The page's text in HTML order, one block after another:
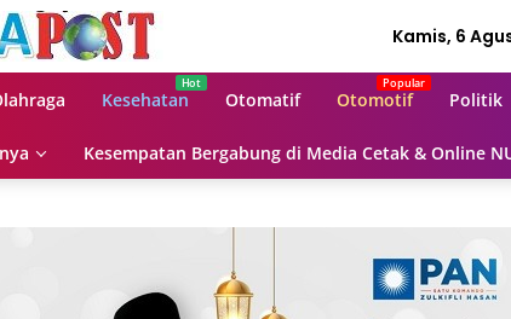
Kamis, 6
Kesehatan Otomatif Otomotif Politik
Kesempatan Bergabung di Media Cetak & Online